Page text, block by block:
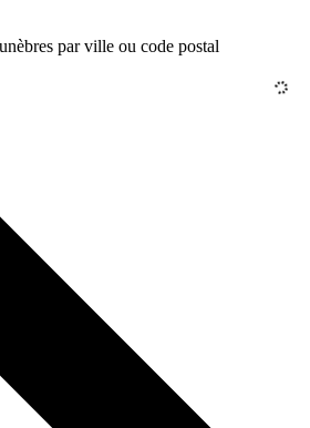
par ville ou code postal